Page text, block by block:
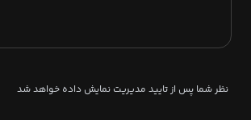
نظر شما پس از تایید مدیریت نمایش داده خواهد شد